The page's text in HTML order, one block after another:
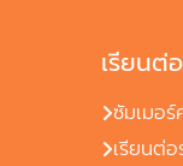
เรียนต่
ซัมเมอ
เรียนต่อ